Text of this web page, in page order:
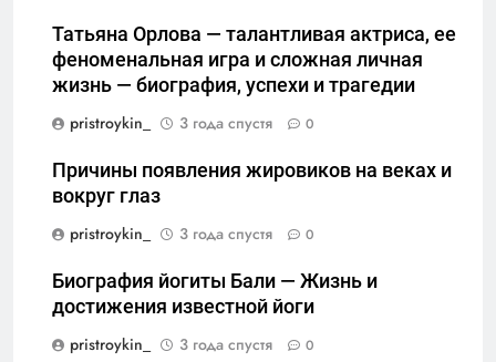
Татьяна Орлова — талантливая актриса, ее
феноменальная игра и сложная личная
жизнь — биография, успехи и трагедии
pristroykin_
3 года спустя 0
Причины появления жировиков на веках и
вокруг глаз
pristroykin_
3 года спустя 0
Биография йогиты Бали — Жизнь и
достижения известной йоги
pristroykin_
3 года спустя 0